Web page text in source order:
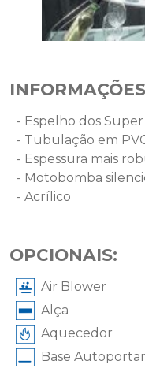
Espelho dos
Tubulação em
Espessura mais
Motobomba
Acrílico
OPCIONAIS:
Air Blower
Alça
Aquecedor
Base